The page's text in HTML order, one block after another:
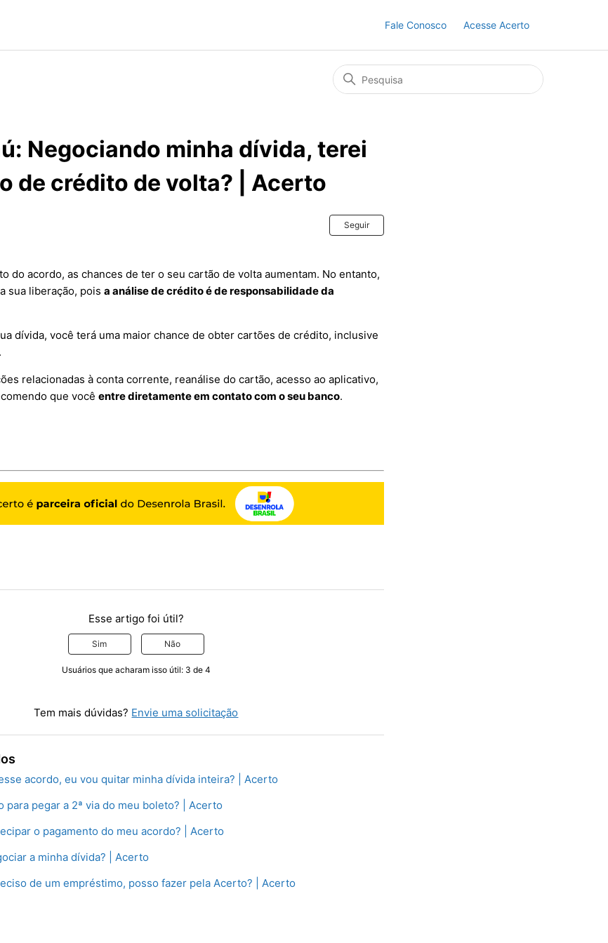
Fale Conosco Acesse Acerto
Negociando minha dívida, terei
de crédito de volta? | Acerto
Seguir
do acordo, as chances de ter o seu cartão de volta aumentam. No entanto,
sua liberação, poisa análise de crédito é de responsabilidade da
dívida, você terá uma maior chance de obter cartões de crédito, inclusive
relacionadas à conta corrente, reanálise do cartão, acesso ao aplicativo,
que vocêentre diretamente em contato com o seu banco.
Esse artigo foi útil?
Sim Não
Usuários que acharam isso útil: 3 de 4
Tem mais dúvidas? Envie uma solicitação
acordo, eu vou quitar minha dívida inteira? | Acerto
para pegar a 2ª via do meu boleto? | Acerto
o pagamento do meu acordo? | Acerto
a minha dívida? | Acerto
de um empréstimo, posso fazer pela Acerto? | Acerto